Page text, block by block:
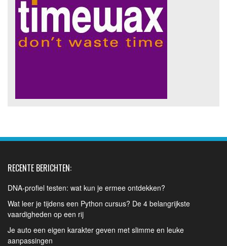
RECENTE BERICHTEN:
DNA-profiel testen: wat kun je ermee ontdekken?
Wat leer je tijdens een Python cursus? De 4 belangrijkste
vaardigheden op een rij
Je auto een eigen karakter geven met slimme en leuke
aanpassingen